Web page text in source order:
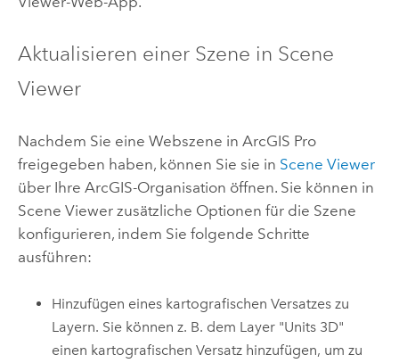
Aktualisieren einer Szene in Scene
Viewer
Nachdem Sie eine Webszene in ArcGIS Pro
freigegeben haben, können Sie sie in Scene Viewer
über Ihre ArcGIS-Organisation öffnen. Sie können in
Scene Viewerzusätzliche Optionen für die Szene
konfigurieren, indem Sie folgende Schritte
ausführen:
Hinzufügen eines kartografischen Versatzes zu
Layern. Sie können z. B. dem Layer "Units 3D"
einen kartografischen Versatz hinzufügen, um zu